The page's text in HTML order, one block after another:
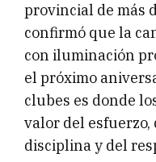
provincial de más
confirmó que la
con iluminación
el próximo
clubes es donde
valor del esfuerzo,
disciplina y del